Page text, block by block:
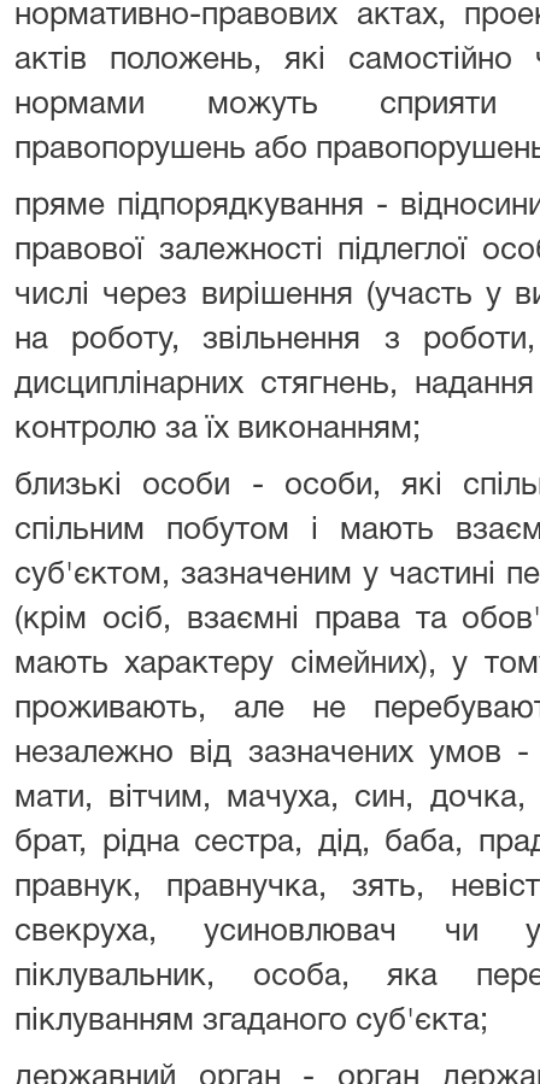
нормативно-правових актах,
актів положень, які
нормами можуть сприяти
правопорушень або
пряме підпорядкування -
правової залежності підлеглої
числі через вирішення (участь у
на роботу, звільнення з
дисциплінарних стягнень,
контролю за їх виконанням;
близькі особи - особи, які
спільним побутом і мають
суб'єктом, зазначеним у частині
(крім осіб, взаємні права та
мають характеру сімейних), у
проживають, але не
незалежно від зазначених умов
мати, вітчим, мачуха, син, дочка,
брат, рідна сестра, дід, баба,
правнук, правнучка, зять,
свекруха, усиновлювач чи
піклувальник, особа, яка
піклуванням згаданого суб'єкта;
державний орган - орган